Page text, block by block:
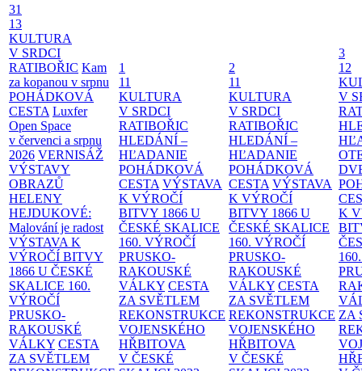
31
13
KULTURA
V SRDCI
RATIBOŘIC Kam
za kopanou v srpnu
POHÁDKOVÁ
CESTA Luxfer
Open Space
v červenci a srpnu
2026 VERNISÁŽ
VÝSTAVY
OBRAZŮ
HELENY
HEJDUKOVÉ:
Malování je radost
VÝSTAVA K
VÝROČÍ BITVY
1866 U ČESKÉ
SKALICE 160.
VÝROČÍ
PRUSKO-
RAKOUSKÉ
VÁLKY CESTA
ZA SVĚTLEM
1
11
KULTURA
V SRDCI
RATIBOŘIC
HLEDÁNÍ –
HĽADANIE
POHÁDKOVÁ
CESTA VÝSTAVA
K VÝROČÍ
BITVY 1866 U
ČESKÉ SKALICE
160. VÝROČÍ
PRUSKO-
RAKOUSKÉ
VÁLKY CESTA
ZA SVĚTLEM
REKONSTRUKCE
VOJENSKÉHO
HŘBITOVA
V ČESKÉ
2
11
KULTURA
V SRDCI
RATIBOŘIC
HLEDÁNÍ –
HĽADANIE
POHÁDKOVÁ
CESTA VÝSTAVA
K VÝROČÍ
BITVY 1866 U
ČESKÉ SKALICE
160. VÝROČÍ
PRUSKO-
RAKOUSKÉ
VÁLKY CESTA
ZA SVĚTLEM
REKONSTRUKCE
VOJENSKÉHO
HŘBITOVA
V ČESKÉ
3
12
V
K
ZA